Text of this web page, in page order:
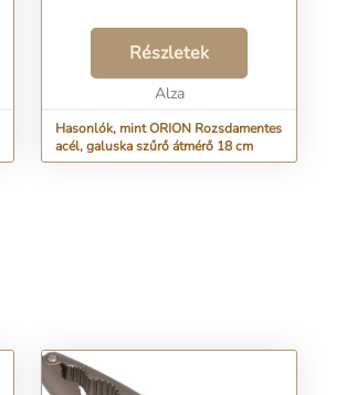
Részletek
Alza
Hasonlók, mint ORION Rozsdamentes
acél, galuska szűrő átmérő 18 cm